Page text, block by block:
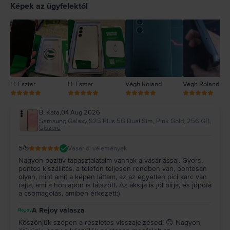
1
Képek az ügyfelektől
H. Eszter H. Eszter Végh Roland Végh Roland
B. Kata,04 Aug 2026
Samsung Galaxy S25 Plus 5G Dual Sim, Pink Gold, 256 GB,
Újszerű
5/5 Vásárlói vélemények
Nagyon pozitív tapasztalataim vannak a vásárlással. Gyors,
pontos kiszállítás, a telefon teljesen rendben van, pontosan
olyan, mint amit a képen láttam, az az egyetlen pici karc van
rajta, ami a honlapon is látszott. Az aksija is jól bírja, és jópofa
a csomagolás, amiben érkezett:)
A Rejoy válasza
Köszönjük szépen a részletes visszajelzésed! 😊 Nagyon